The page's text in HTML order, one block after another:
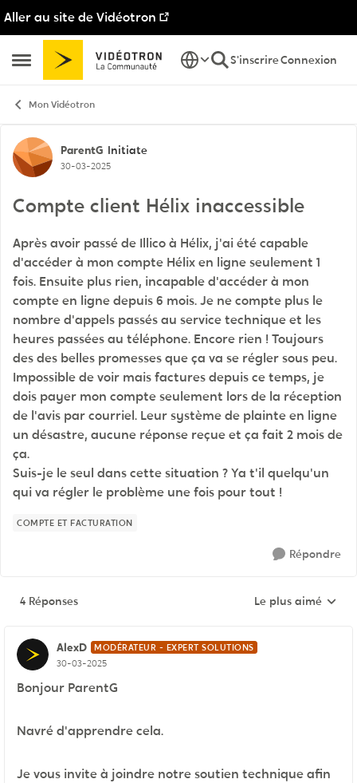
Aller au site de Vidéotron
Ouvrir Menu Latéral
Passer au contenu
S'inscrireConnexion
Mon Vidéotron
Discussion de forum
ParentG Initiate
30-03-2025
Compte client Hélix inaccessible
Après avoir passé de Illico à Hélix, j'ai été capable
d'accéder à mon compte Hélix en ligne seulement 1
fois. Ensuite plus rien, incapable d'accéder à mon
compte en ligne depuis 6 mois. Je ne compte plus le
nombre d'appels passés au service technique et les
heures passées au téléphone. Encore rien ! Toujours
des des belles promesses que ça va se régler sous peu.
Impossible de voir mais factures depuis ce temps, je
dois payer mon compte seulement lors de la réception
de l'avis par courriel. Leur système de plainte en ligne
un désastre, aucune réponse reçue et ça fait 2 mois de
ça.
Suis-je le seul dans cette situation ? Ya t'il quelqu'un
qui va régler le problème une fois pour tout !
COMPTE ET FACTURATION
Répondre
4 Réponses Réponses triées
Le plus aimé
AlexD MODÉRATEUR - EXPERT SOLUTIONS
30-03-2025
Bonjour ParentG
Navré d'apprendre cela.
Je vous invite à joindre notre soutien technique afin